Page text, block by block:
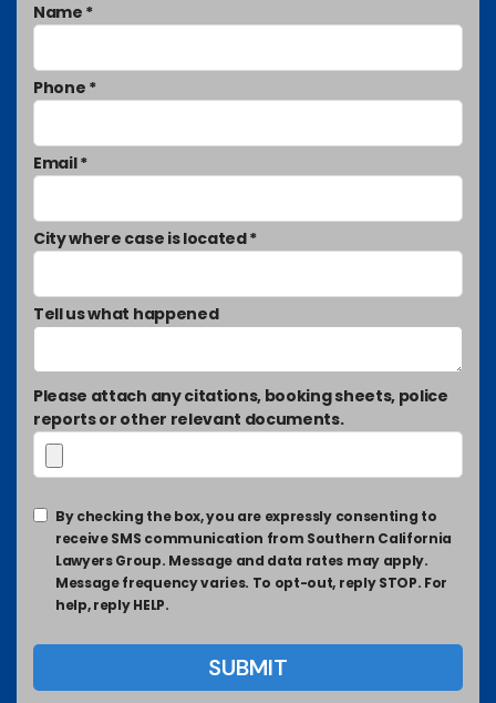
Name *
Phone *
Email *
City where case is located *
Tell us what happened
Please attach any citations, booking sheets, police
reports or other relevant documents.
By checking the box, you are expressly consenting to
receive SMS communication from Southern California
Lawyers Group. Message and data rates may apply.
Message frequency varies. To opt-out, reply STOP. For
help, reply HELP.